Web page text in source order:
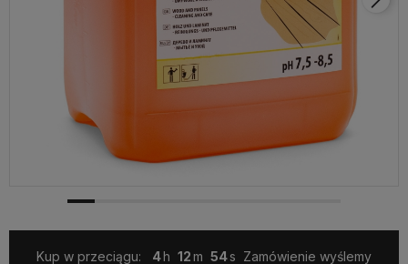
Kup w przeciągu: 4 12 53
Zamówienie wyślemy